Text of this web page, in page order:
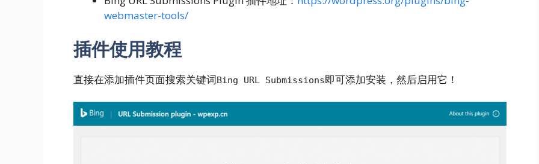
webmaster-tools/
插件使用教程
直接在添加插件页面搜索关键词Bing URL Submissions即可添加安装，然后启用它！